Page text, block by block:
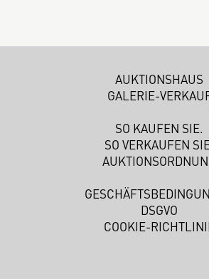
AUKTIONSHAUS
GALERIE-
SO KAUFEN SIE.
SO VERKAUFEN
DSGVO
COOKIE-